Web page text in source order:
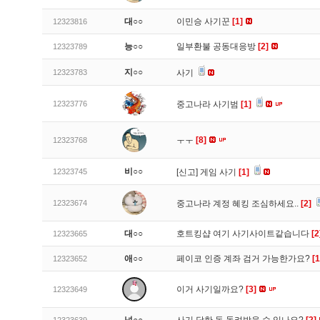
12323816 대○○ 이민승 사기꾼 [1]
12323789 능○○ 일부환불 공동대응방 [2]
12323783 지○○ 사기
12323776 중고나라 사기범 [1]
12323768 ㅜㅜ [8]
12323745 비○○ [신고] 게임 사기 [1]
12323674 중고나라 계정 혜킹 조심하세요.. [2]
12323665 대○○ 호트킹샵 여기 사기사이트같습니다
12323652 애○○ 페이코 인증 계좌 검거 가능한가요?
12323649 이거 사기일까요? [3]